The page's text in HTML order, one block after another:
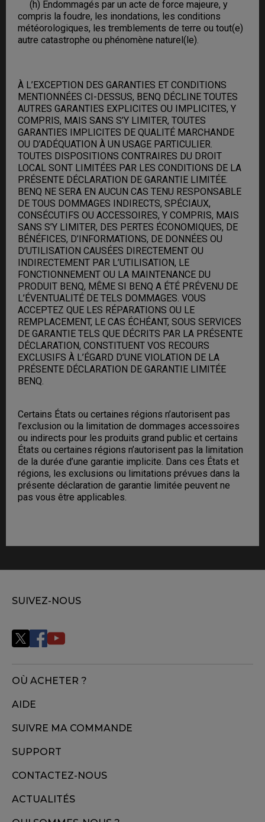
(h) Endommagés par un acte de force majeure, y
compris la foudre, les inondations, les conditions
météorologiques, les tremblements de terre ou tout(e)
autre catastrophe ou phénomène naturel(le).
À L’EXCEPTION DES GARANTIES ET CONDITIONS
MENTIONNÉES CI-DESSUS, BENQ DÉCLINE TOUTES
AUTRES GARANTIES EXPLICITES OU IMPLICITES, Y
COMPRIS, MAIS SANS S’Y LIMITER, TOUTES
GARANTIES IMPLICITES DE QUALITÉ MARCHANDE
OU D’ADÉQUATION À UN USAGE PARTICULIER.
TOUTES DISPOSITIONS CONTRAIRES DU DROIT
LOCAL SONT LIMITÉES PAR LES CONDITIONS DE LA
PRÉSENTE DÉCLARATION DE GARANTIE LIMITÉE.
BENQ NE SERA EN AUCUN CAS TENU RESPONSABLE
DE TOUS DOMMAGES INDIRECTS, SPÉCIAUX,
CONSÉCUTIFS OU ACCESSOIRES, Y COMPRIS, MAIS
SANS S’Y LIMITER, DES PERTES ÉCONOMIQUES, DE
BÉNÉFICES, D’INFORMATIONS, DE DONNÉES OU
D’UTILISATION CAUSÉES DIRECTEMENT OU
INDIRECTEMENT PAR L’UTILISATION, LE
FONCTIONNEMENT OU LA MAINTENANCE DU
PRODUIT BENQ, MÊME SI BENQ A ÉTÉ PRÉVENU DE
L’ÉVENTUALITÉ DE TELS DOMMAGES. VOUS
ACCEPTEZ QUE LES RÉPARATIONS OU LE
REMPLACEMENT, LE CAS ÉCHÉANT, SOUS SERVICES
DE GARANTIE TELS QUE DÉCRITS PAR LA PRÉSENTE
DÉCLARATION, CONSTITUENT VOS RECOURS
EXCLUSIFS À L’ÉGARD D’UNE VIOLATION DE LA
PRÉSENTE DÉCLARATION DE GARANTIE LIMITÉE
BENQ.
Certains États ou certaines régions n’autorisent pas
l’exclusion ou la limitation de dommages accessoires
ou indirects pour les produits grand public et certains
États ou certaines régions n’autorisent pas la limitation
de la durée d’une garantie implicite. Dans ces États et
régions, les exclusions ou limitations prévues dans la
présente déclaration de garantie limitée peuvent ne
pas vous être applicables.
SUIVEZ-NOUS
OÙ ACHETER ?
AIDE
SUIVRE MA COMMANDE
SUPPORT
CONTACTEZ-NOUS
ACTUALITÉS